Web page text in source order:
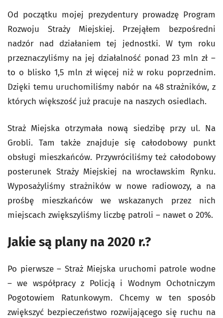
Od początku mojej prezydentury prowadzę Program
Rozwoju Straży Miejskiej. Przejąłem bezpośredni
nadzór nad działaniem tej jednostki. W tym roku
przeznaczyliśmy na jej działalność ponad 23 mln zł –
to o blisko 1,5 mln zł więcej niż w roku poprzednim.
Dzięki temu uruchomiliśmy nabór na 48 strażników, z
których większość już pracuje na naszych osiedlach.
Straż Miejska otrzymała nową siedzibę przy ul. Na
Grobli. Tam także znajduje się całodobowy punkt
obsługi mieszkańców. Przywróciliśmy też całodobowy
posterunek Straży Miejskiej na wrocławskim Rynku.
Wyposażyliśmy strażników w nowe radiowozy, a na
prośbę mieszkańców we wskazanych przez nich
miejscach zwiększyliśmy liczbę patroli – nawet o 20%.
Jakie są plany na 2020 r.?
Po pierwsze – Straż Miejska uruchomi patrole wodne
– we współpracy z Policją i Wodnym Ochotniczym
Pogotowiem Ratunkowym. Chcemy w ten sposób
zwiększyć bezpieczeństwo rozwijającego się ruchu na